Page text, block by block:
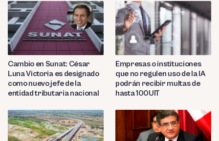
Cambio en Sunat: César
Luna Victoria es designado
como nuevo jefe de la
entidad tributaria nacional
Empresas o instituciones
que no regulen uso de la IA
podrán recibir multas de
hasta 100UIT